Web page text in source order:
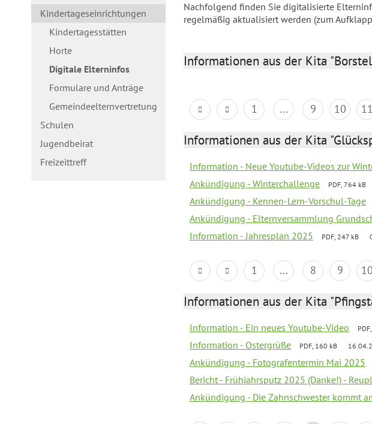
Kindertageseinrichtungen
Kindertagesstätten
Horte
Digitale Elterninfos
Formulare und Anträge
Gemeindeelternvertretung
Schulen
Jugendbeirat
Freizeittreff
Nachfolgend finden Sie digitalisierte
regelmäßig aktualisiert werden (zum
Informationen aus der Kita
1 ... 9 10 11
Informationen aus der Kita
Information - Neue Youtube-Videos zur
Ankündigung - Winterchallenge PDF, 764 kB
Ankündigung - Kennen-Lern-Vorschul-Tage
Ankündigung - Elternversammlung
Information - Jahresplan 2025 PDF, 247 kB
1 ... 8 9 10
Informationen aus der Kita
Information - Ein neues Youtube-Video
Information - Ostergrüße PDF, 160 kB
Ankündigung - Fotografentermin Mai 2025
Bericht - Frühjahrsputz 2025 (Danke!) -
Ankündigung - Die Zahnschwester kommt